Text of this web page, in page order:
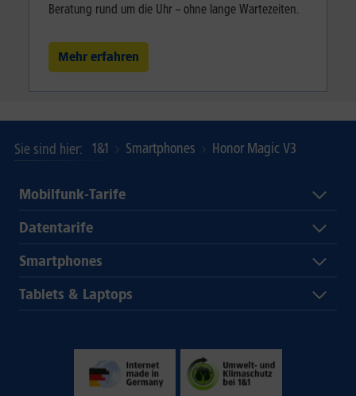
Beratung rund um die Uhr – ohne lange Wartezeiten.
Mehr erfahren
Sie sind hier 1&1 Smartphones Honor Magic V3
Mobilfunk-Tarife
Datentarife
Smartphones
Tablets & Laptops